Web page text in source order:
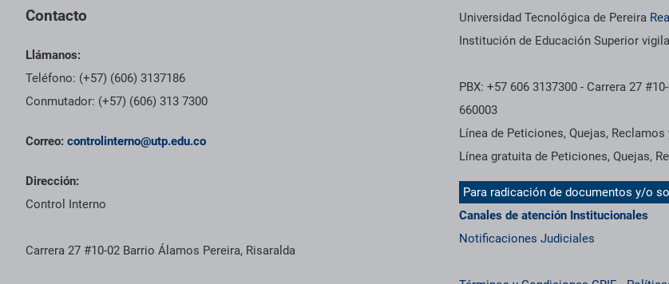
Contacto
Llámanos:
Teléfono: (+57) (606) 3137186
Conmutador: (+57) (606) 313 7300
Correo: controlinterno@utp.edu.co
Dirección:
Control Interno
Carrera 27 #10-02 Barrio Álamos Pereira, Risaralda
Información
Universidad Tecnológica de Pereira
Institución de Educación Superior
PBX: +57 606 3137300 - Carrera 27
660003
Línea de Peticiones, Quejas,
Línea gratuita de Peticiones, Quejas,
Para radicación de documentos y/o
Canales de atención Institucionales
Notificaciones Judiciales